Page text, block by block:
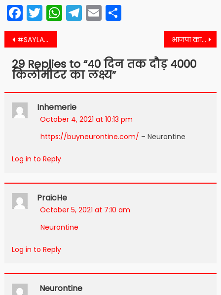
Facebook
Twitter
WhatsApp
Telegram
Email
Post
navigation
#SAYLA पूर्व सरपंच, उपसरपंच सहित वार्ड पंचो के खिलाफ मामला दर्ज भाजपा कार्यकर्ताओ द्वारा भागली टोल पर तीसरे दिन भी धरना जारी
29 Replies to “40 दिन तक दौड़ 4000
किलोमीटर का लक्ष्य”
Inhemerie
October 4, 2021 at 10:13 pm
https://buyneurontine.com/ – Neurontine
Log in to Reply
PraicHe
October 5, 2021 at 7:10 am
Neurontine
Log in to Reply
Neurontine